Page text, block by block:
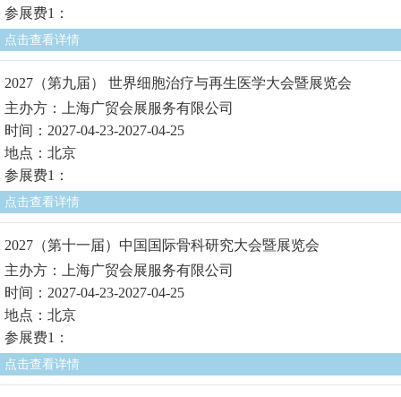
参展费1：
点击查看详情
2027（第九届） 世界细胞治疗与再生医学大会暨展览会
主办方：上海广贸会展服务有限公司
时间：2027-04-23-2027-04-25
地点：北京
参展费1：
点击查看详情
2027（第十一届）中国国际骨科研究大会暨展览会
主办方：上海广贸会展服务有限公司
时间：2027-04-23-2027-04-25
地点：北京
参展费1：
点击查看详情